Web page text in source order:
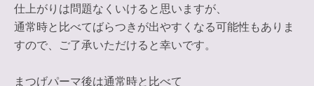
仕上がりは問題なくいけると思いますが、
通常時と比べてばらつきが出やすくなる可能性もありま
すので、ご了承いただけると幸いです。
まつげパーマ後は通常時と比べて